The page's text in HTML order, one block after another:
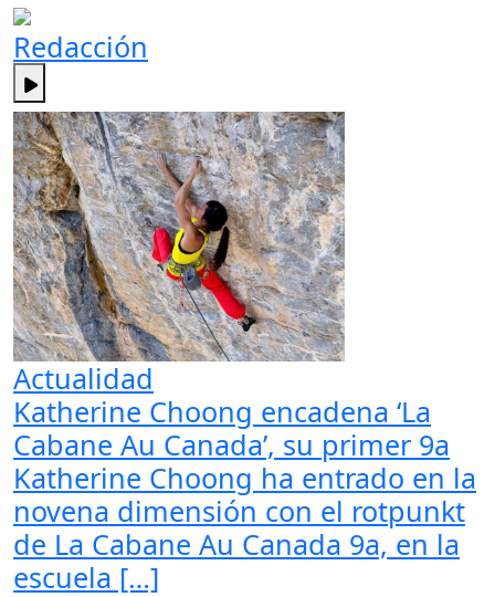
Redacción
Actualidad
Katherine Choong encadena ‘La
Cabane Au Canada’, su primer 9a
Katherine Choong ha entrado en la
novena dimensión con el rotpunkt
de La Cabane Au Canada 9a, en la
escuela […]